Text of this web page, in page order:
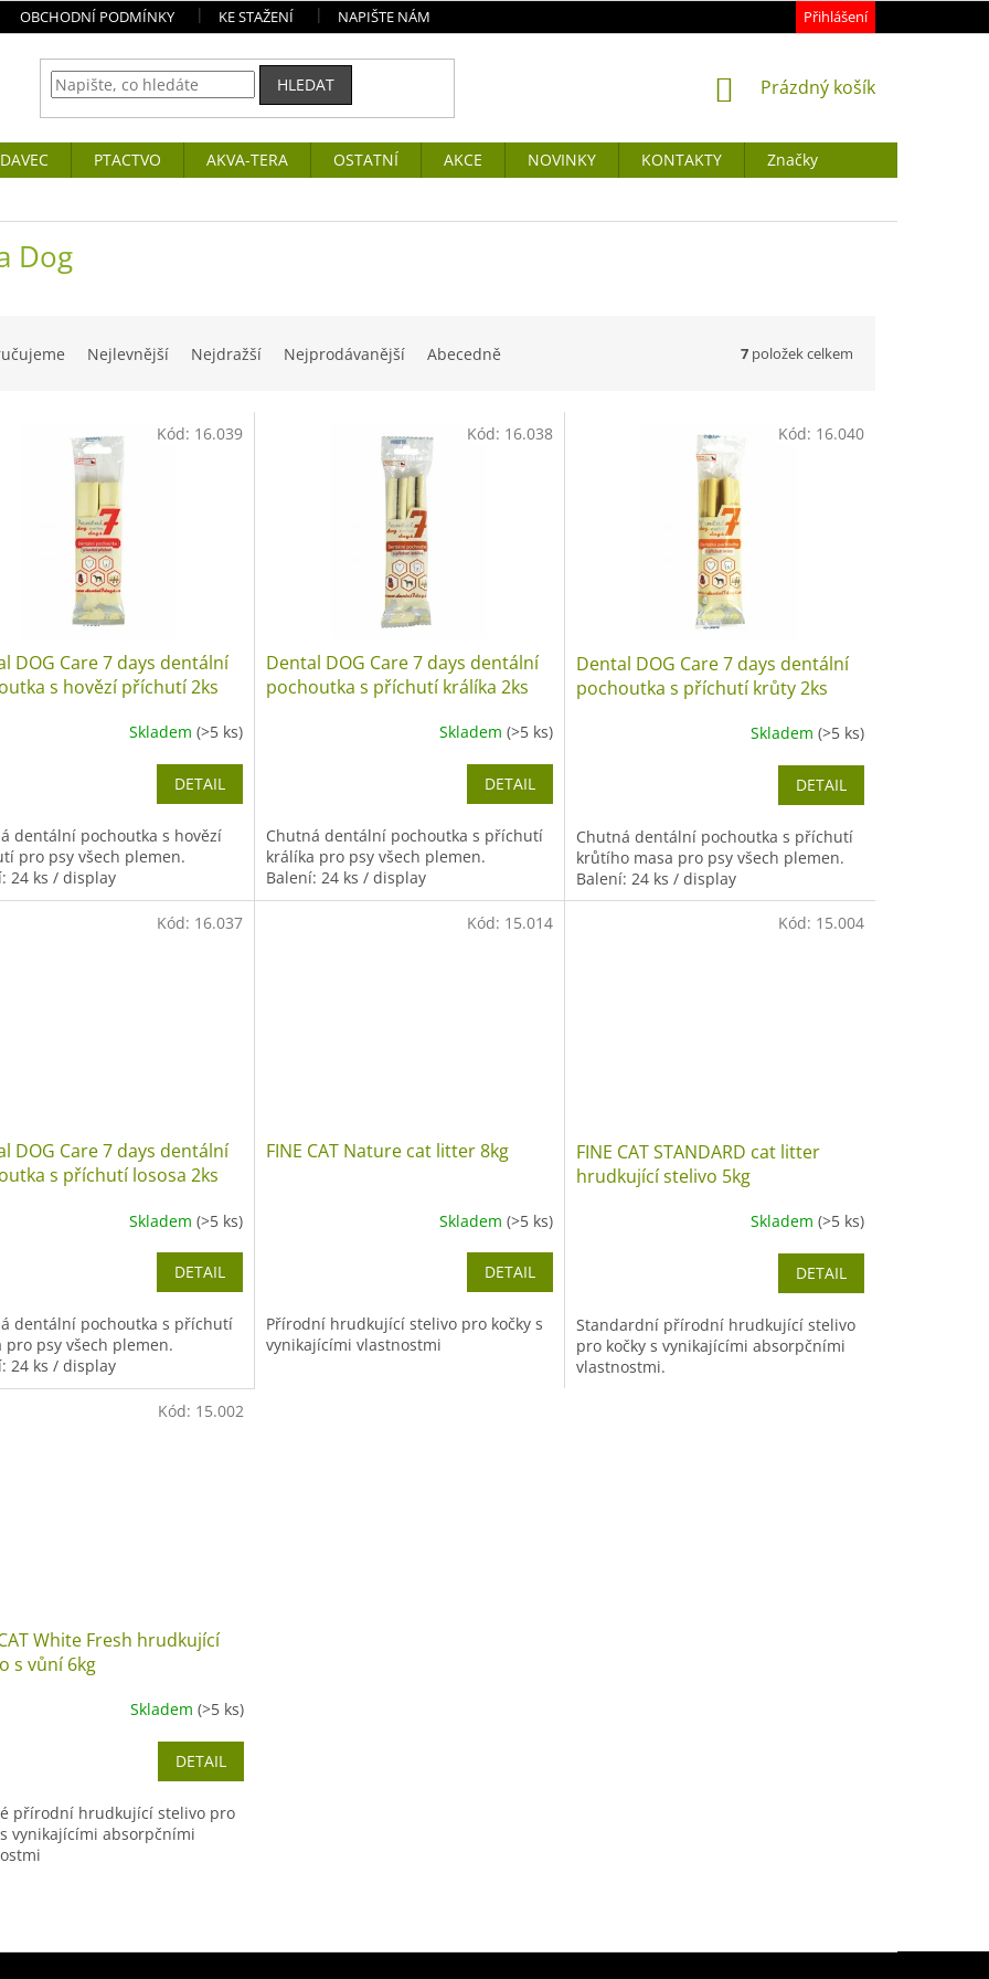
OBCHODNÍ PODMÍNKY KE STAŽENÍ NAPIŠTE NÁM Přihlášení
HLEDAT
NÁKUPNÍ
Prázdný košík
PTACTVO AKVA-TERA OSTATNÍ AKCE NOVINKY KONTAKTY
Značky
Dog
Nejlevnější Nejdražší Nejprodávanější Abecedně 7 položek celkem
DOG Care 7 days dentální
s hovězí příchutí 2ks
Skladem (>5 ks)
DETAIL
dentální pochoutka s hovězí
pro psy všech plemen.
24 ks / display
Kód: 16.039
Dental DOG Care 7 days dentální
pochoutka s příchutí králíka 2ks
Skladem (>5 ks)
DETAIL
Chutná dentální pochoutka s příchutí
králíka pro psy všech plemen.
Balení: 24 ks / display
Kód: 16.038
Dental DOG Care 7 days dentální
pochoutka s příchutí krůty 2ks
Skladem (>5 ks)
DETAIL
Chutná dentální pochoutka s příchutí
krůtího masa pro psy všech plemen.
Balení: 24 ks / display
Kód: 16.040
DOG Care 7 days dentální
s příchutí lososa 2ks
Skladem (>5 ks)
DETAIL
dentální pochoutka s příchutí
pro psy všech plemen.
24 ks / display
Kód: 16.037
FINE CAT Nature cat litter 8kg
Skladem (>5 ks)
DETAIL
Přírodní hrudkující stelivo pro kočky s
vynikajícími vlastnostmi
Kód: 15.014
FINE CAT STANDARD cat litter
hrudkující stelivo 5kg
Skladem (>5 ks)
DETAIL
Standardní přírodní hrudkující stelivo
pro kočky s vynikajícími absorpčními
vlastnostmi.
Kód: 15.004
White Fresh hrudkující
s vůní 6kg
Skladem (>5 ks)
DETAIL
přírodní hrudkující stelivo pro
vynikajícími absorpčními
Kód: 15.002
l